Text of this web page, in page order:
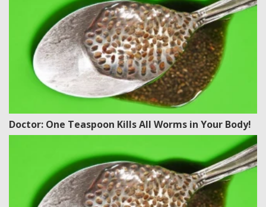
Doctor: One Teaspoon Kills All Worms in Your Body!